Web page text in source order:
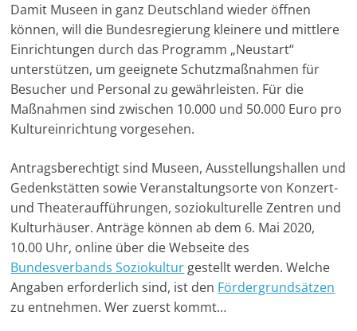
Damit Museen in ganz Deutschland wieder öffnen
können, will die Bundesregierung kleinere und mittlere
Einrichtungen durch das Programm „Neustart“
unterstützen, um geeignete Schutzmaßnahmen für
Besucher und Personal zu gewährleisten. Für die
Maßnahmen sind zwischen 10.000 und 50.000 Euro pro
Kultureinrichtung vorgesehen.
Antragsberechtigt sind Museen, Ausstellungshallen und
Gedenkstätten sowie Veranstaltungsorte von Konzert-
und Theateraufführungen, soziokulturelle Zentren und
Kulturhäuser. Anträge können ab dem 6. Mai 2020,
10.00 Uhr, online über die Webseite des
Bundesverbands Soziokultur gestellt werden. Welche
Angaben erforderlich sind, ist den Fördergrundsätzen
zu entnehmen. Wer zuerst kommt…